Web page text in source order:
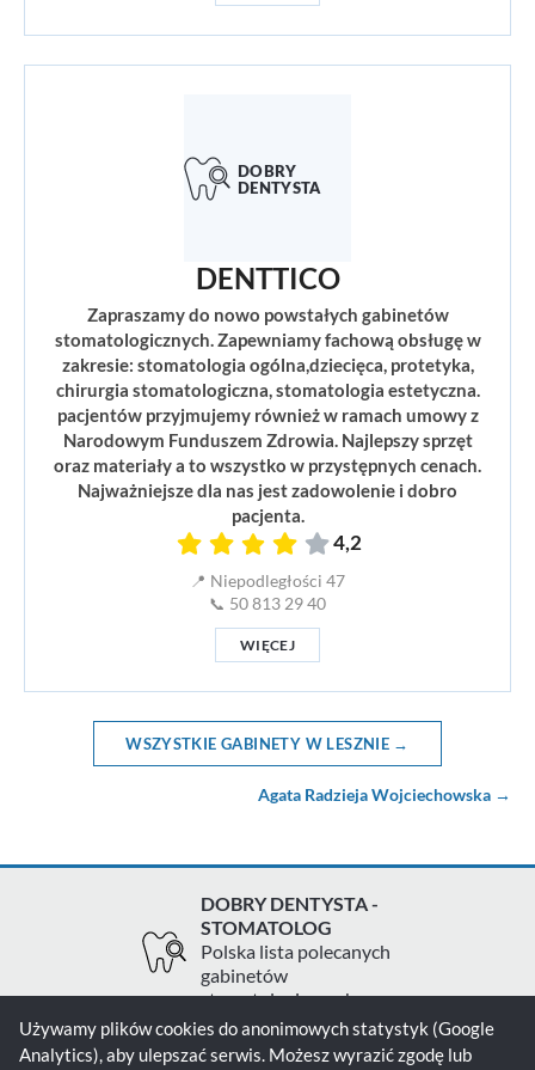
DENTTICO
Zapraszamy do nowo powstałych gabinetów
stomatologicznych. Zapewniamy fachową obsługę w
zakresie: stomatologia ogólna,dziecięca, protetyka,
chirurgia stomatologiczna, stomatologia estetyczna.
pacjentów przyjmujemy również w ramach umowy z
Narodowym Funduszem Zdrowia. Najlepszy sprzęt
oraz materiały a to wszystko w przystępnych cenach.
Najważniejsze dla nas jest zadowolenie i dobro
pacjenta.
4,2
📍 Niepodległości 47
📞 50 813 29 40
WIĘCEJ
WSZYSTKIE GABINETY W LESZNIE →
Agata Radzieja Wojciechowska →
DOBRY DENTYSTA -
STOMATOLOG
Polska lista polecanych
gabinetów
stomatologicznych
Używamy plików cookies do anonimowych statystyk (Google
Analytics), aby ulepszać serwis. Możesz wyrazić zgodę lub